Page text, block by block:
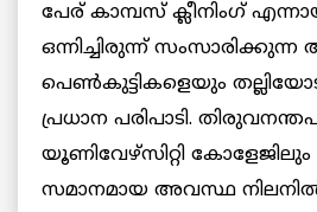
പേര് കാമ്പസ് ക്ലീനിംഗ്
ഒന്നിച്ചിരുന്ന്
പെണ്‍കുട്ടികളെയും
പ്രധാന പരിപാടി.
യൂണിവേഴ്‌സിറ്റി
സമാനമായ അവസ്ഥ